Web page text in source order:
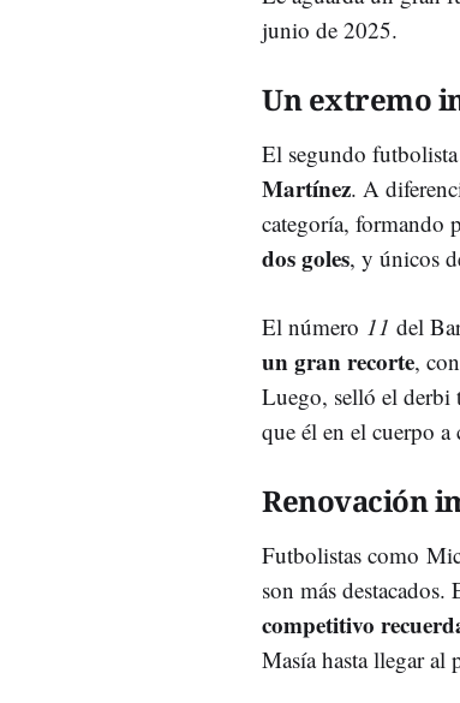
junio de 2025.
Un extremo
El segundo
Martínez. A
categoría, formando
dos goles, y únicos
El número 11 del
un gran recorte,
Luego, selló el derbi
que él en el cuerpo
Renovación
Futbolistas como
son más
competitivo
Masía hasta llegar al